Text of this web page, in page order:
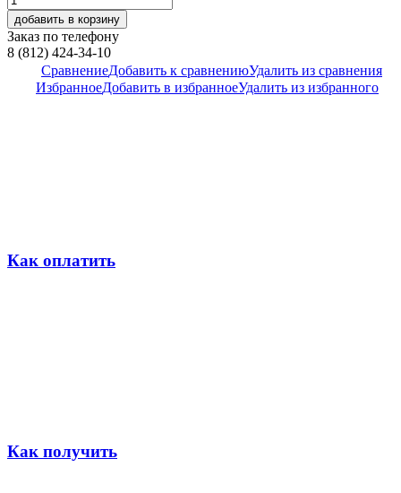
добавить в корзину
Заказ по телефону
8 (812) 424-34-10
СравнениеДобавить к сравнениюУдалить из сравнения
ИзбранноеДобавить в избранноеУдалить из избранного
Как оплатить
Как получить